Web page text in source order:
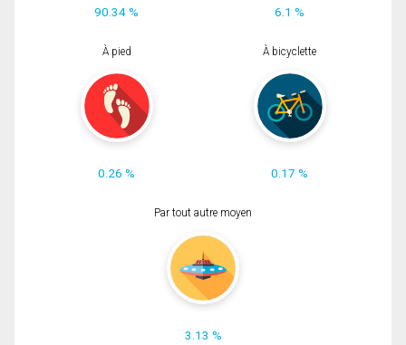
90.34 % 6.1 %
À pied
0.26 %
À bicyclette
0.17 %
Par tout autre moyen
3.13 %